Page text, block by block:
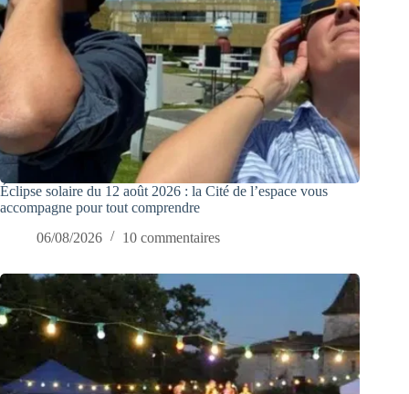
Éclipse solaire du 12 août 2026 : la Cité de l’espace vous
accompagne pour tout comprendre
06/08/2026
10 commentaires